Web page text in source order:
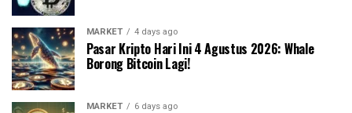
MARKET 4 days ago
Pasar Kripto Hari Ini 4 Agustus 2026: Whale
Borong Bitcoin Lagi!
MARKET 6 days ago